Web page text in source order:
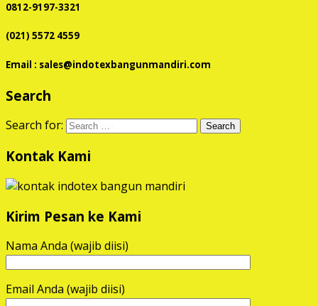
0812-9197-3321
(021) 5572 4559
Email : sales@indotexbangunmandiri.com
Search
Search for:
Kontak Kami
Kirim Pesan ke Kami
Nama Anda (wajib diisi)
Email Anda (wajib diisi)